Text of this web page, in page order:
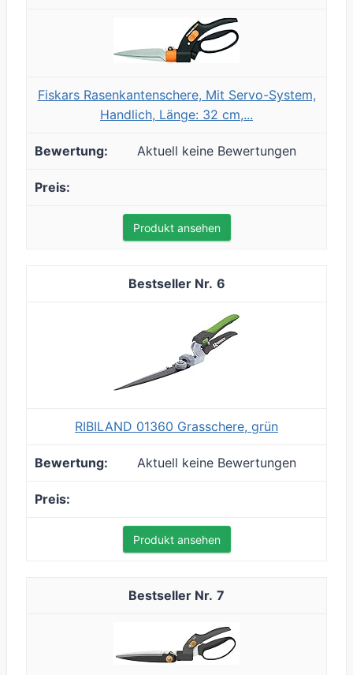
Fiskars Rasenkantenschere, Mit Servo-System,
Handlich, Länge: 32 cm,...
Aktuell keine Bewertungen
Produkt ansehen
6
RIBILAND 01360 Grasschere, grün
Aktuell keine Bewertungen
Produkt ansehen
7